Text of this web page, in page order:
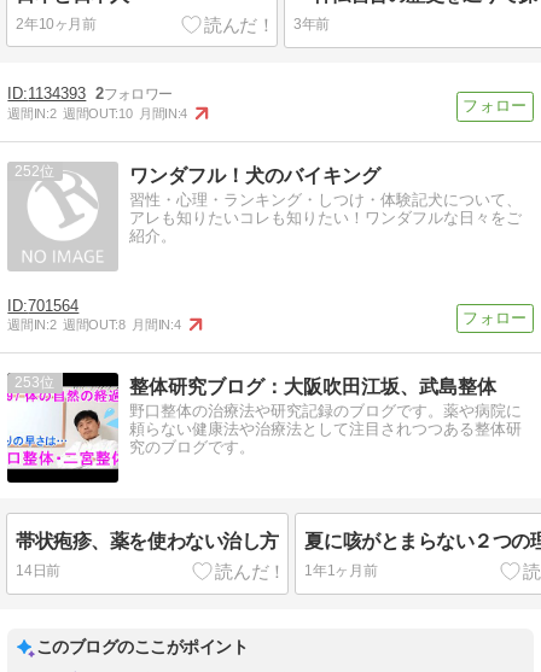
2年10ヶ月前 3年前
1134393 2
週間IN:2 週間OUT:10 月間IN:4
252 ワンダフル！犬のバイキング
習性・心理・ランキング・しつけ・体験記犬について、
アレも知りたいコレも知りたい！ワンダフルな日々をご
紹介。
701564
週間IN:2 週間OUT:8 月間IN:4
253 整体研究ブログ：大阪吹田江坂、武島整体
野口整体の治療法や研究記録のブログです。薬や病院に
頼らない健康法や治療法として注目されつつある整体研
究のブログです。
帯状疱疹、薬を使わない治し方
14日前
夏に咳がとまらない２つの
1年1ヶ月前
このブログのここがポイント